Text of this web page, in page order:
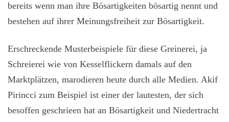
bereits wenn man ihre Bösartigkeiten bösartig nennt und
bestehen auf ihrer Meinungsfreiheit zur Bösartigkeit.
Erschreckende Musterbeispiele für diese Greinerei, ja
Schreierei wie von Kesselflickern damals auf den
Marktplätzen, marodieren heute durch alle Medien. Akif
Pirincci zum Beispiel ist einer der lautesten, der sich
besoffen geschrieen hat an Bösartigkeit und Niedertracht